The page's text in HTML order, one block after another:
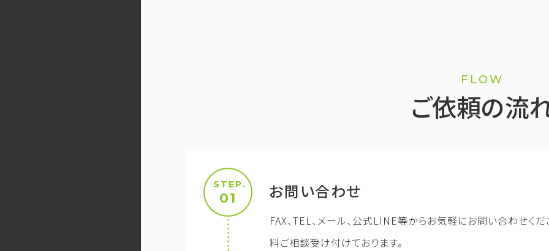
FLOW
ご依頼の流
STEP.
01 お問い合わせ
FAX、TEL、メール、公式LINE等からお気軽にお問い合わせくだ
料ご相談受け付けております。